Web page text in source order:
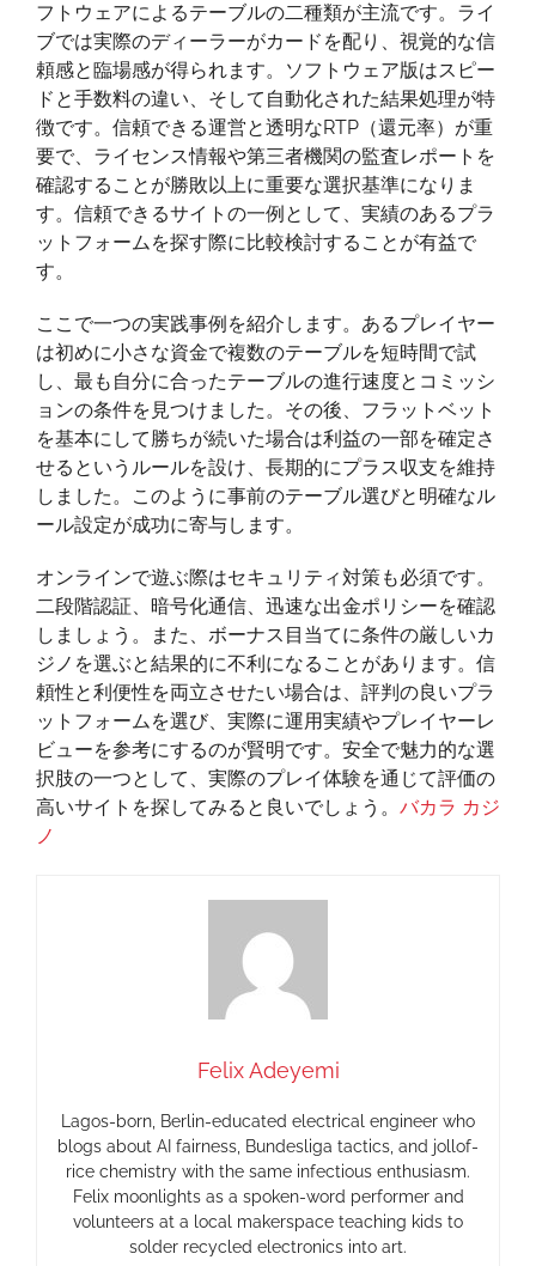
フトウェアによるテーブルの二種類が主流です。ライ
ブでは実際のディーラーがカードを配り、視覚的な信
頼感と臨場感が得られます。ソフトウェア版はスピー
ドと手数料の違い、そして自動化された結果処理が特
徴です。信頼できる運営と透明なRTP（還元率）が重
要で、ライセンス情報や第三者機関の監査レポートを
確認することが勝敗以上に重要な選択基準になりま
す。信頼できるサイトの一例として、実績のあるプラ
ットフォームを探す際に比較検討することが有益で
す。
ここで一つの実践事例を紹介します。あるプレイヤー
は初めに小さな資金で複数のテーブルを短時間で試
し、最も自分に合ったテーブルの進行速度とコミッシ
ョンの条件を見つけました。その後、フラットベット
を基本にして勝ちが続いた場合は利益の一部を確定さ
せるというルールを設け、長期的にプラス収支を維持
しました。このように事前のテーブル選びと明確なル
ール設定が成功に寄与します。
オンラインで遊ぶ際はセキュリティ対策も必須です。
二段階認証、暗号化通信、迅速な出金ポリシーを確認
しましょう。また、ボーナス目当てに条件の厳しいカ
ジノを選ぶと結果的に不利になることがあります。信
頼性と利便性を両立させたい場合は、評判の良いプラ
ットフォームを選び、実際に運用実績やプレイヤーレ
ビューを参考にするのが賢明です。安全で魅力的な選
択肢の一つとして、実際のプレイ体験を通じて評価の
高いサイトを探してみると良いでしょう。 バカラ カジ
ノ
Felix Adeyemi
Lagos-born, Berlin-educated electrical engineer who
blogs about AI fairness, Bundesliga tactics, and jollof-
rice chemistry with the same infectious enthusiasm.
Felix moonlights as a spoken-word performer and
volunteers at a local makerspace teaching kids to
solder recycled electronics into art.